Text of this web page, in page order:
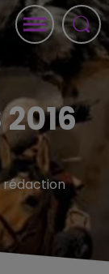
rédaction